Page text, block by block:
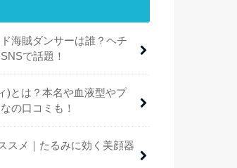
海賊ダンサーは誰？ヘチ
で話題！
)とは？本名や血液型やプ
の口コミも！
スメ｜たるみに効く美顔器